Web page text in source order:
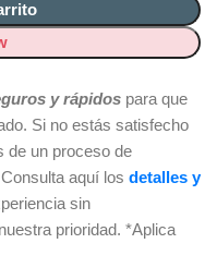
y rápidos para que
Si no estás satisfecho
de un proceso de
aquí los detalles y
sin
prioridad. *Aplica